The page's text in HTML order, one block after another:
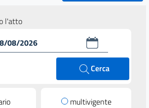
l'atto
Cerca
multivigente